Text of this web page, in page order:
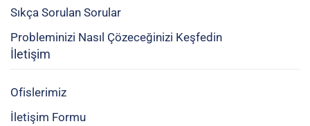
Sıkça Sorulan Sorular
Probleminizi Nasıl Çözeceğinizi Keşfedin
İletişim
Ofislerimiz
İletişim Formu